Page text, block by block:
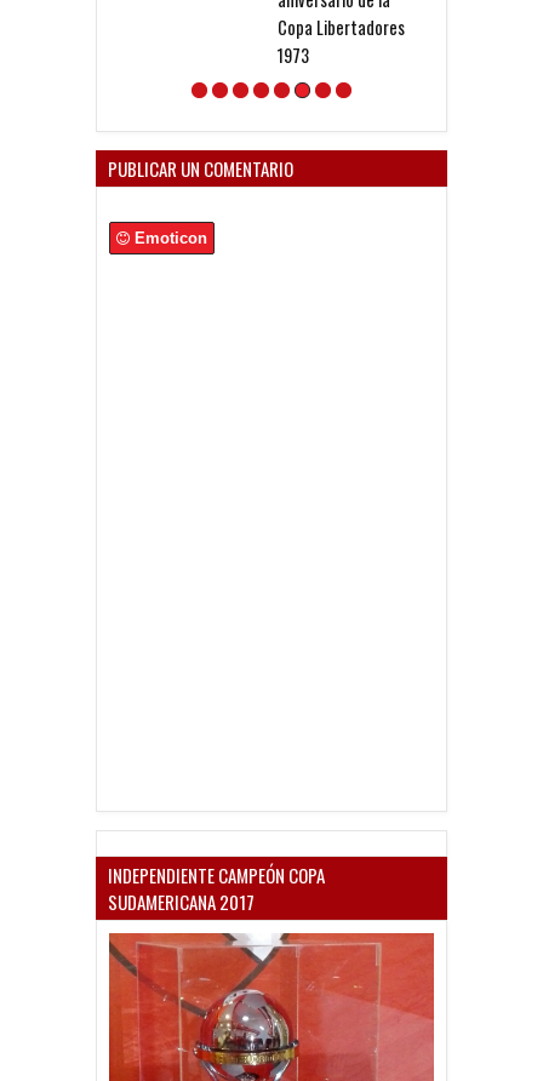
Copa Libertadores
1973
PUBLICAR UN COMENTARIO
Emoticon
INDEPENDIENTE CAMPEÓN COPA
SUDAMERICANA 2017